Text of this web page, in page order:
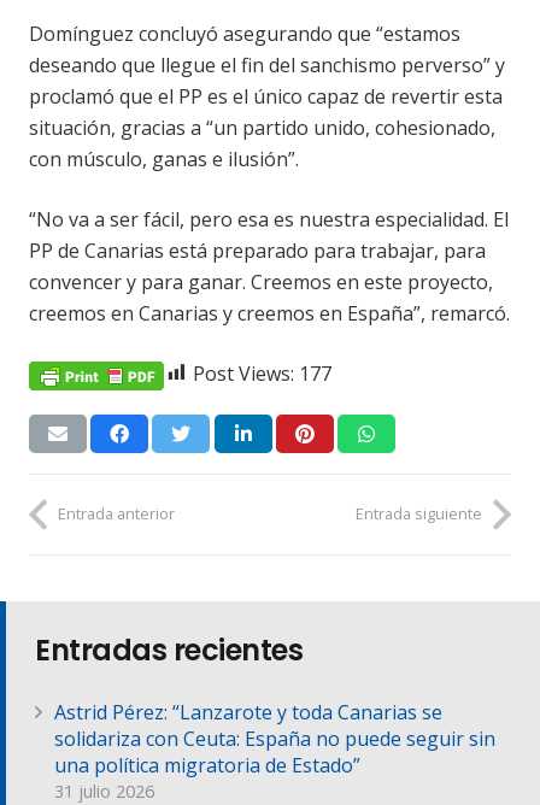
Domínguez concluyó asegurando que “estamos
deseando que llegue el fin del sanchismo perverso” y
proclamó que el PP es el único capaz de revertir esta
situación, gracias a “un partido unido, cohesionado,
con músculo, ganas e ilusión”.
“No va a ser fácil, pero esa es nuestra especialidad. El
PP de Canarias está preparado para trabajar, para
convencer y para ganar. Creemos en este proyecto,
creemos en Canarias y creemos en España”, remarcó.
Post Views: 177
Entrada anterior Entrada siguiente
Entradas recientes
Astrid Pérez: “Lanzarote y toda Canarias se
solidariza con Ceuta: España no puede seguir sin
una política migratoria de Estado”
31 julio 2026